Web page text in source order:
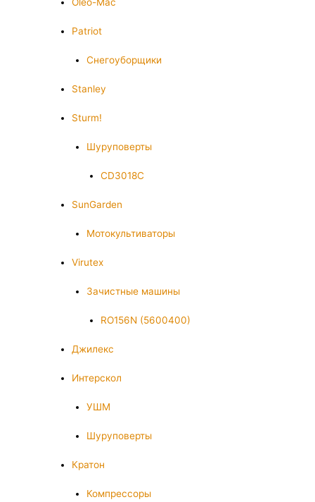
Oleo-Mac
Patriot
Снегоуборщики
Stanley
Sturm!
Шуруповерты
CD3018C
SunGarden
Мотокультиваторы
Virutex
Зачистные машины
RO156N (5600400)
Джилекс
Интерскол
УШМ
Шуруповерты
Кратон
Компрессоры